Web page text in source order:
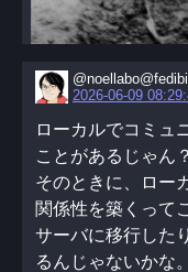
2026-06-09
ローカルでコミュ
ことがあるじゃん？
そのときに、ロー
関係性を築くって
サーバに移行した
るんじゃないかな。